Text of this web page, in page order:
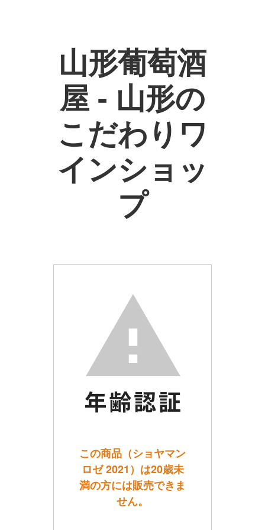
山形葡萄酒
屋 - 山形の
こだわりワ
インショッ
プ
この商品（ショヤマン
ロゼ 2021）は20歳未
満の方には販売できま
せん。